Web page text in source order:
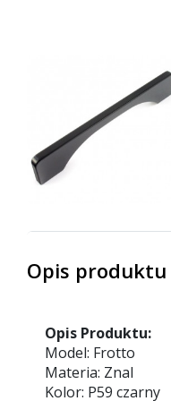
Opis produktu
Opis Produktu:
Model: Frotto
Materia: Znal
Kolor: P59 czarny